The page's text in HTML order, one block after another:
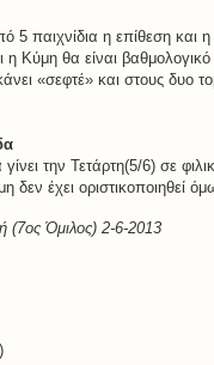
5 παιχνίδια η επίθεση και η
η Κύμη θα είναι βαθμολογικό
«σεφτέ» και στους δυο
την Τετάρτη(5/6) σε
έχει οριστικοποιηθεί
(7ος Όμιλος) 2-6-2013